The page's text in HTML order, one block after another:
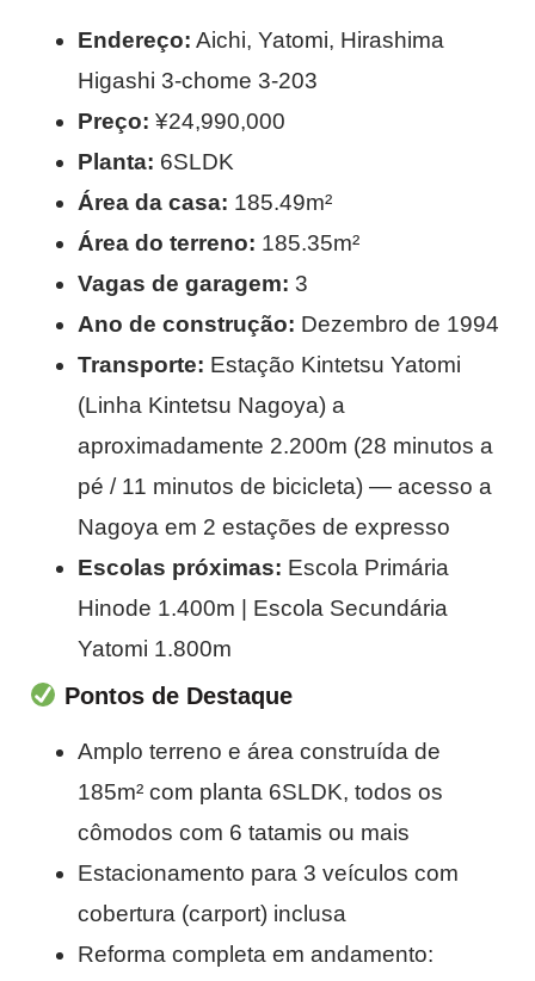
Endereço: Aichi, Yatomi, Hirashima
Higashi 3-chome 3-203
Preço: ¥24,990,000
Planta: 6SLDK
Área da casa: 185.49m²
Área do terreno: 185.35m²
Vagas de garagem: 3
Ano de construção: Dezembro de 1994
Transporte: Estação Kintetsu Yatomi
(Linha Kintetsu Nagoya) a
aproximadamente 2.200m (28 minutos a
pé / 11 minutos de bicicleta) — acesso a
Nagoya em 2 estações de expresso
Escolas próximas: Escola Primária
Hinode 1.400m | Escola Secundária
Yatomi 1.800m
Pontos de Destaque
Amplo terreno e área construída de
185m² com planta 6SLDK, todos os
cômodos com 6 tatamis ou mais
Estacionamento para 3 veículos com
cobertura (carport) inclusa
Reforma completa em andamento: